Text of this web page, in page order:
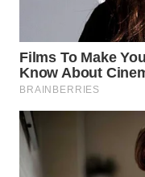
BOROBUDUR
WN
MADURA
WN
SURABAYA